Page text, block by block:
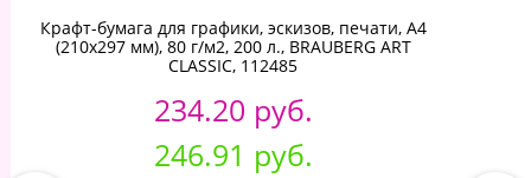
Крафт-бумага для графики, эскизов, печати, А4
(210х297 мм), 80 г/м2, 200 л., BRAUBERG ART
CLASSIC, 112485
234.20 руб.
246.91 руб.